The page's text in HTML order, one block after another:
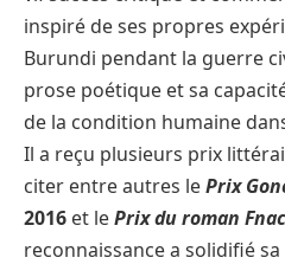
inspiré de ses propres
Burundi pendant la guerre
prose poétique et sa
de la condition humaine
Il a reçu plusieurs prix
citer entre autres lePrix
2016 et lePrix du roman Fnac
reconnaissance a solidifié